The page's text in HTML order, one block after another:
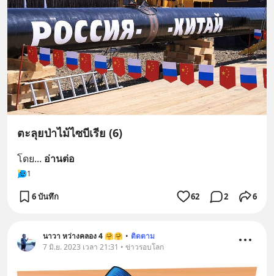
ตะลุยป่าไม้ไซบีเรีย (6)
โดย... อ่านต่อ
1
6 บันทึก 62 2 6
นาวา หว่างคลอง 4 🤗🤗 • ติดตาม
7 มิ.ย. 2023 เวลา 21:31 • ข่าวรอบโลก